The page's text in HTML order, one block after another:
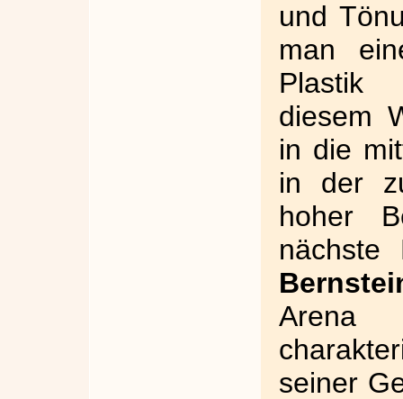
und
man
Plastik
diesem
in die
in der
hoher
nächste
seiner